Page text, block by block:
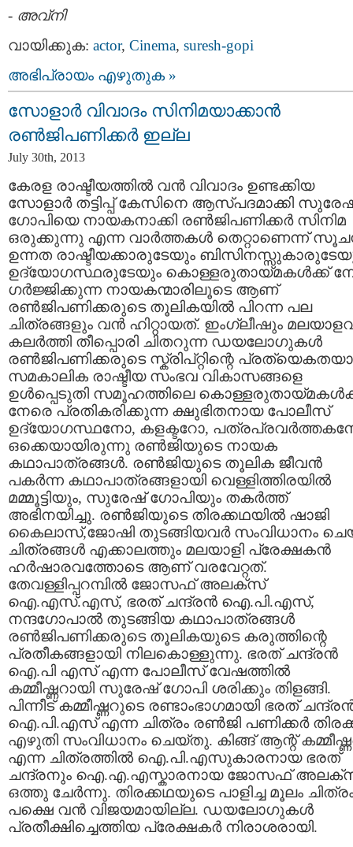
- അവ്നി
വായിക്കുക: actor, Cinema, suresh-gopi
അഭിപ്രായം എഴുതുക »
സോളാര്‍ വിവാദം സിനിമയാക്കാന്‍
രണ്‍ജിപണിക്കര്‍ ഇല്ല
July 30th, 2013
കേരള രാഷ്ടീയത്തില്‍ വന്‍ വിവാദം ഉണ്ടക്കിയ
സോളാര്‍ തട്ടിപ്പ് കേസിനെ ആസ്പദമാക്കി
ഗോപിയെ നായകനാക്കി രണ്‍ജിപണിക്കര്‍ സിനിമ
ഒരുക്കുന്നു എന്ന വാര്‍ത്തകള്‍ തെറ്റാണെന്ന്
ഉന്നത രാഷ്ടീയക്കാരുടേയും
ഉദ്യോഗസ്ഥരുടേയും കൊള്ളരുതായ്മകള്‍ക്ക്
ഗര്‍ജ്ജിക്കുന്ന നായകന്മാരിലൂടെ ആണ്
രണ്‍ജിപണിക്കരുടെ തൂലികയില്‍ പിറന്ന പല
ചിത്രങ്ങളും വന്‍ ഹിറ്റായത്. ഇംഗ്ലീഷും
കലര്‍ത്തി തീപ്പൊരി ചിതറുന്ന ഡയലോഗുകള്‍
രണ്‍ജിപണിക്കരുടെ സ്ക്രിപ്റ്റിന്റെ
സമകാലിക രാഷ്ടീയ സംഭവ വികാസങ്ങളെ
ഉള്‍പ്പെടുതി സമൂഹത്തിലെ
നേരെ പ്രതികരിക്കുന്ന ക്ഷുഭിതനായ പോലീസ്
ഉദ്യോഗസ്ഥനോ, കളക്ടറോ,
ഒക്കെയായിരുന്നു രണ്‍ജിയുടെ നായക
കഥാപാത്രങ്ങള്‍. രണ്‍ജിയുടെ തൂലിക ജീവന്‍
പകര്‍ന്ന കഥാപാത്രങ്ങളായി വെള്ളിത്തിരയില്‍
മമ്മൂട്ടിയും, സുരേഷ് ഗോപിയും തകര്‍ത്ത്
അഭിനയിച്ചു. രണ്‍ജിയുടെ തിരക്കഥയില്‍ ഷാജി
കൈലാ‍സ്,ജോഷി തുടങ്ങിയവര്‍ സംവിധാനം
ചിത്രങ്ങള്‍ എക്കാലത്തും മലയാളി പ്രേക്ഷകന്‍
ഹര്‍ഷാരവത്തോടെ ആണ് വരവേറ്റത്.
തേവള്ളിപ്പറമ്പില്‍ ജോസഫ് അലക്സ്
ഐ.എസ്.എസ്, ഭരത് ചന്ദ്രന്‍ ഐ.പി.എസ്,
നന്ദഗോപാല്‍ തുടങ്ങിയ കഥാപാത്രങ്ങള്‍
രണ്‍ജിപണിക്കരുടെ തൂലികയുടെ കരുത്തിന്റെ
പ്രതീകങ്ങളായി നിലകൊള്ളുന്നു. ഭരത് ചന്ദ്രന്‍
ഐ.പി എസ് എന്ന പോലീസ് വേഷത്തില്‍
കമ്മീഷ്ണറായി സുരേഷ് ഗോപി ശരിക്കും തിളങ്ങി.
പിന്നീട് കമ്മീഷ്ണറുടെ രണ്ടാംഭാഗമായി ഭരത്
ഐ.പി.എസ് എന്ന ചിത്രം രണ്‍ജി പണിക്കര്‍
എഴുതി സംവിധാനം ചെയ്തു. കിങ്ങ് ആന്റ്
എന്ന ചിത്രത്തില്‍ ഐ.പി.എസുകാരനായ ഭരത്
ചന്ദ്രനും ഐ.എ.എസ്കാരനായ ജോസഫ്
ഒത്തു ചേര്‍ന്നു. തിരക്കഥയുടെ പാളിച്ച മൂലം
പക്ഷെ വന്‍ വിജയമായില്ല. ഡയലോഗുകള്‍
പ്രതീക്ഷിച്ചെത്തിയ പ്രേക്ഷകര്‍ നിരാശരായി.